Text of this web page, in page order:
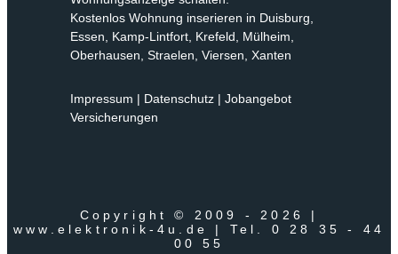
Kostenlos Wohnung inserieren in Duisburg,
Essen, Kamp-Lintfort, Krefeld, Mülheim,
Oberhausen, Straelen, Viersen, Xanten
Impressum | Datenschutz | Jobangebot
Versicherungen
Copyright © 2009 - 2026 |
www.elektronik-4u.de
| Tel. 0 28 35 - 44
00 55